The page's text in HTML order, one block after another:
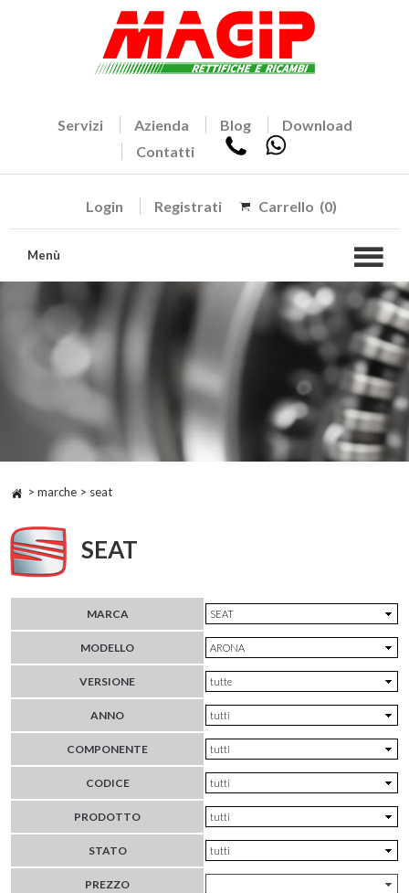
Servizi Azienda Blog
Download
Contatti
Login Registrati Carrello (0)
Menù
> marche > seat
SEAT
MARCA
MODELLO
VERSIONE
ANNO
COMPONENTE
CODICE
PRODOTTO
STATO
PREZZO